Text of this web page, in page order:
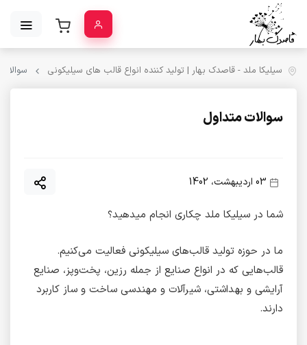
سیلیکا ملد - قاصدک بهار | تولید کننده انواع قالب‌ های سیلیکونی
سوالات متداول
03 اردیبهشت، 1402
شما در سیلیکا ملد چکاری انجام میدهید؟
ما در حوزه تولید قالب‌های سیلیکونی فعالیت می‌کنیم.
قالب‌هایی که در انواع صنایع از جمله رزین، پخت‌وپز، صنایع
آرایشی و بهداشتی، شیرآلات و مهندسی ساخت و ساز کاربرد
دارند.